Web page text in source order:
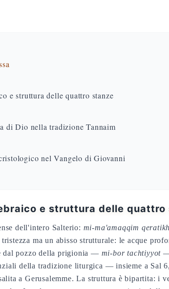
e struttura delle quattro stanze
di Dio nella tradizione Tannaim
nel Vangelo di Giovanni
e struttura delle quattro
dell'intero Salterio: mi-ma'amaqqim
dal pozzo della prigionia — mi-bor tachtiyyot —
della tradizione liturgica — insieme a Sal
a Gerusalemme. La struttura è bipartita: i